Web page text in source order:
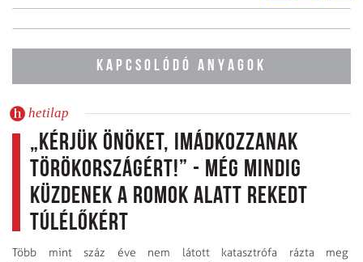
KAPCSOLÓDÓ ANYAGOK
hetilap
„Kérjük önöket, imádkozzanak
Törökországért!” - még mindig
küzdenek a romok alatt rekedt
túlélőkért
Több mint száz éve nem látott katasztrófa rázta meg